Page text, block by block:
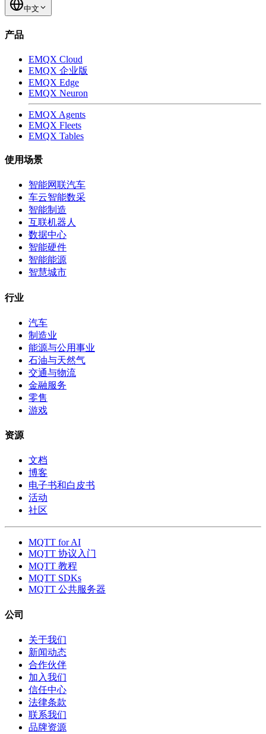
中文
产品
EMQX Cloud
EMQX 企业版
EMQX Edge
EMQX Neuron
EMQX Agents
EMQX Fleets
EMQX Tables
使用场景
智能网联汽车
车云智能数采
智能制造
互联机器人
数据中心
智能硬件
智能能源
智慧城市
行业
汽车
制造业
能源与公用事业
石油与天然气
交通与物流
金融服务
零售
游戏
资源
文档
博客
电子书和白皮书
活动
社区
MQTT for AI
MQTT 协议入门
MQTT 教程
MQTT SDKs
MQTT 公共服务器
公司
关于我们
新闻动态
合作伙伴
加入我们
信任中心
法律条款
联系我们
品牌资源